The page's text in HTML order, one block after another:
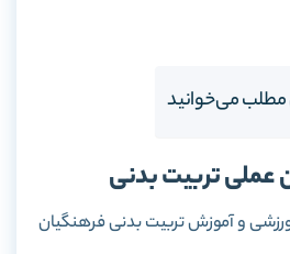
مطلب می‌خوانید
عملی تربیت بدنی
و آموزش تربیت بدنی فرهنگیان